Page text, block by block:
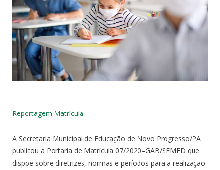
Reportagem Matrícula
A Secretaria Municipal de Educação de Novo Progresso/PA
publicou a Portaria de Matrícula 07/2020–GAB/SEMED que
dispõe sobre diretrizes, normas e períodos para a realização